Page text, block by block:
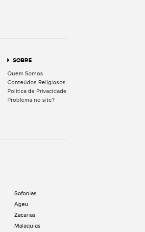
SOBRE
Quem Somos
Conteúdos Religiosos
Política de Privacidade
Problema no site?
Sofonias
Ageu
Zacarias
Malaquias